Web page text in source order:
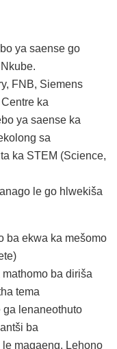
ya saense go
FNB, Siemens
ka
ya saense ka
sa
ka STEM (Science,
le go hlwekiša
ba ekwa ka mešomo
ba diriša
tema
ga lenaneothuto
ba
magaeng. Lehono